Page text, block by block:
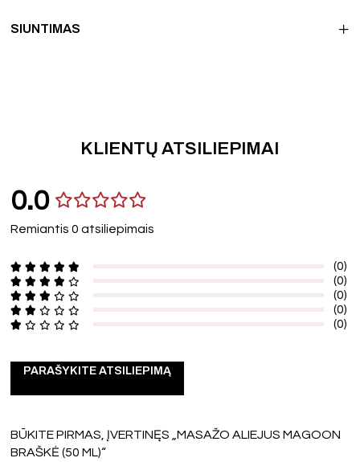
SIUNTIMAS
KLIENTŲ ATSILIEPIMAI
0.0
Remiantis 0 atsiliepimais
(0)
(0)
(0)
(0)
(0)
PARAŠYKITE ATSILIEPIMĄ
BŪKITE PIRMAS, ĮVERTINĘS „MASAŽO ALIEJUS MAGOON
BRAŠKĖ (50 ML)“